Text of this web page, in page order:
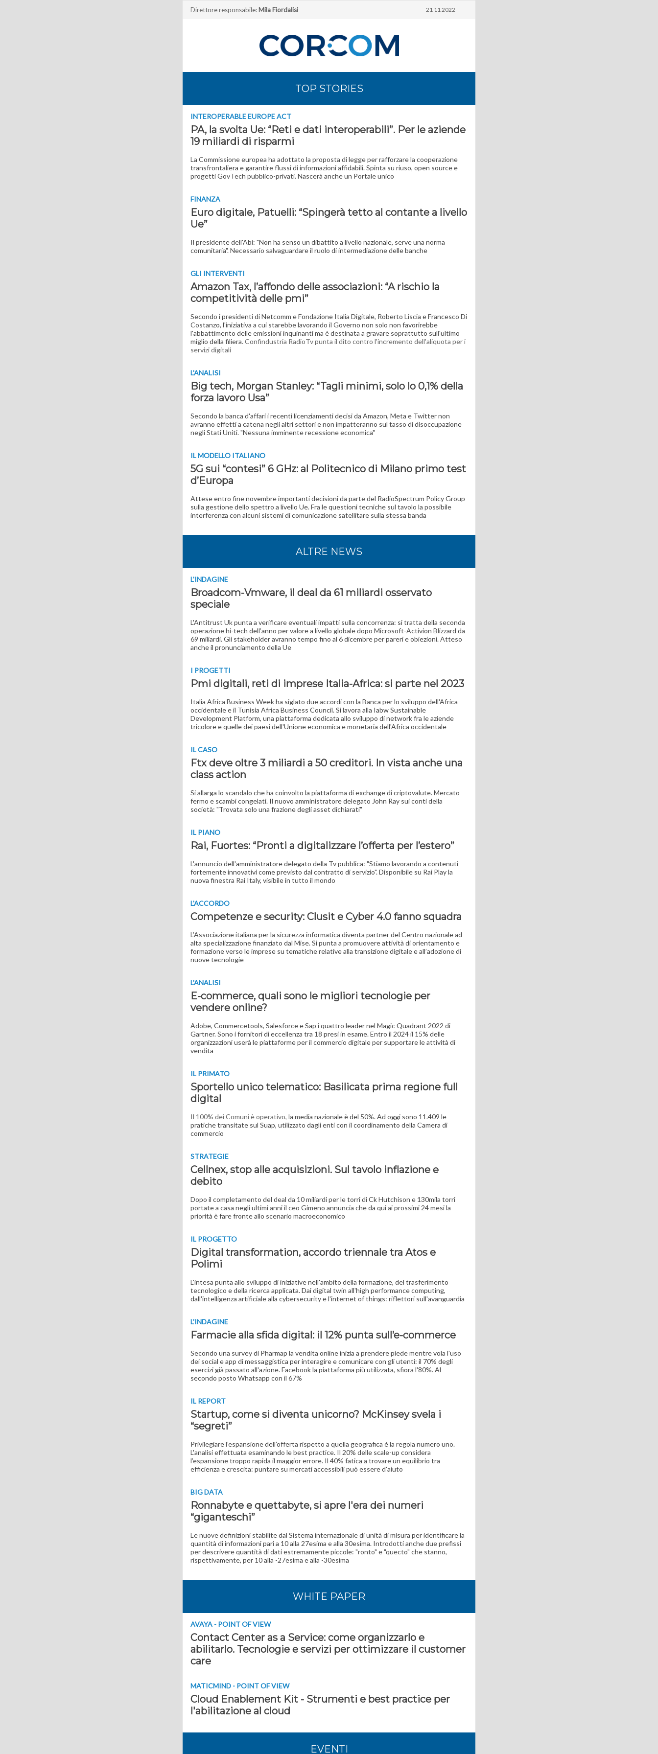
Direttore responsabile: Mila Fiordalisi 21 11 2022
TOP STORIES
INTEROPERABLE EUROPE ACT
PA, la svolta Ue: “Reti e dati interoperabili”. Per le aziende
19 miliardi di risparmi
La Commissione europea ha adottato la proposta di legge per rafforzare la cooperazione
transfrontaliera e garantire flussi di informazioni affidabili. Spinta su riuso, open source e
progetti GovTech pubblico-privati. Nascerà anche un Portale unico
FINANZA
Euro digitale, Patuelli: “Spingerà tetto al contante a livello
Ue”
Il presidente dell'Abi: "Non ha senso un dibattito a livello nazionale, serve una norma
comunitaria". Necessario salvaguardare il ruolo di intermediazione delle banche
GLI INTERVENTI
Amazon Tax, l’affondo delle associazioni: “A rischio la
competitività delle pmi”
Secondo i presidenti di Netcomm e Fondazione Italia Digitale, Roberto Liscia e Francesco Di
Costanzo, l'iniziativa a cui starebbe lavorando il Governo non solo non favorirebbe
l'abbattimento delle emissioni inquinanti ma è destinata a gravare soprattutto sull'ultimo
miglio della filiera. Confindustria RadioTv punta il dito contro l'incremento dell'aliquota per i
servizi digitali
L'ANALISI
Big tech, Morgan Stanley: “Tagli minimi, solo lo 0,1% della
forza lavoro Usa”
Secondo la banca d'affari i recenti licenziamenti decisi da Amazon, Meta e Twitter non
avranno effetti a catena negli altri settori e non impatteranno sul tasso di disoccupazione
negli Stati Uniti. "Nessuna imminente recessione economica"
IL MODELLO ITALIANO
5G sui “contesi” 6 GHz: al Politecnico di Milano primo test
d’Europa
Attese entro fine novembre importanti decisioni da parte del RadioSpectrum Policy Group
sulla gestione dello spettro a livello Ue. Fra le questioni tecniche sul tavolo la possibile
interferenza con alcuni sistemi di comunicazione satellitare sulla stessa banda
ALTRE NEWS
L'INDAGINE
Broadcom-Vmware, il deal da 61 miliardi osservato
speciale
L'Antitrust Uk punta a verificare eventuali impatti sulla concorrenza: si tratta della seconda
operazione hi-tech dell’anno per valore a livello globale dopo Microsoft-Activion Blizzard da
69 miliardi. Gli stakeholder avranno tempo fino al 6 dicembre per pareri e obiezioni. Atteso
anche il pronunciamento della Ue
I PROGETTI
Pmi digitali, reti di imprese Italia-Africa: si parte nel 2023
Italia Africa Business Week ha siglato due accordi con la Banca per lo sviluppo dell'Africa
occidentale e il Tunisia Africa Business Council. Si lavora alla Iabw Sustainable
Development Platform, una piattaforma dedicata allo sviluppo di network fra le aziende
tricolore e quelle dei paesi dell'Unione economica e monetaria dell'Africa occidentale
IL CASO
Ftx deve oltre 3 miliardi a 50 creditori. In vista anche una
class action
Si allarga lo scandalo che ha coinvolto la piattaforma di exchange di criptovalute. Mercato
fermo e scambi congelati. Il nuovo amministratore delegato John Ray sui conti della
società: "Trovata solo una frazione degli asset dichiarati"
IL PIANO
Rai, Fuortes: “Pronti a digitalizzare l’offerta per l’estero”
L'annuncio dell'amministratore delegato della Tv pubblica: "Stiamo lavorando a contenuti
fortemente innovativi come previsto dal contratto di servizio". Disponibile su Rai Play la
nuova finestra Rai Italy, visibile in tutto il mondo
L'ACCORDO
Competenze e security: Clusit e Cyber 4.0 fanno squadra
L’Associazione italiana per la sicurezza informatica diventa partner del Centro nazionale ad
alta specializzazione finanziato dal Mise. Si punta a promuovere attività di orientamento e
formazione verso le imprese su tematiche relative alla transizione digitale e all’adozione di
nuove tecnologie
L'ANALISI
E-commerce, quali sono le migliori tecnologie per
vendere online?
Adobe, Commercetools, Salesforce e Sap i quattro leader nel Magic Quadrant 2022 di
Gartner. Sono i fornitori di eccellenza tra 18 presi in esame. Entro il 2024 il 15% delle
organizzazioni userà le piattaforme per il commercio digitale per supportare le attività di
vendita
IL PRIMATO
Sportello unico telematico: Basilicata prima regione full
digital
Il 100% dei Comuni è operativo, la media nazionale è del 50%. Ad oggi sono 11.409 le
pratiche transitate sul Suap, utilizzato dagli enti con il coordinamento della Camera di
commercio
STRATEGIE
Cellnex, stop alle acquisizioni. Sul tavolo inflazione e
debito
Dopo il completamento del deal da 10 miliardi per le torri di Ck Hutchison e 130mila torri
portate a casa negli ultimi anni il ceo Gimeno annuncia che da qui ai prossimi 24 mesi la
priorità è fare fronte allo scenario macroeconomico
IL PROGETTO
Digital transformation, accordo triennale tra Atos e
Polimi
L'intesa punta allo sviluppo di iniziative nell'ambito della formazione, del trasferimento
tecnologico e della ricerca applicata. Dai digital twin all'high performance computing,
dall'intelligenza artificiale alla cybersecurity e l'internet of things: riflettori sull'avanguardia
L'INDAGINE
Farmacie alla sfida digital: il 12% punta sull’e-commerce
Secondo una survey di Pharmap la vendita online inizia a prendere piede mentre vola l'uso
dei social e app di messaggistica per interagire e comunicare con gli utenti: il 70% degli
esercizi già passato all'azione. Facebook la piattaforma più utilizzata, sfiora l'80%. Al
secondo posto Whatsapp con il 67%
IL REPORT
Startup, come si diventa unicorno? McKinsey svela i
“segreti”
Privilegiare l’espansione dell’offerta rispetto a quella geografica è la regola numero uno.
L'analisi effettuata esaminando le best practice. Il 20% delle scale-up considera
l’espansione troppo rapida il maggior errore. Il 40% fatica a trovare un equilibrio tra
efficienza e crescita: puntare su mercati accessibili può essere d'aiuto
BIG DATA
Ronnabyte e quettabyte, si apre l'era dei numeri
“giganteschi”
Le nuove definizioni stabilite dal Sistema internazionale di unità di misura per identificare la
quantità di informazioni pari a 10 alla 27esima e alla 30esima. Introdotti anche due prefissi
per descrivere quantità di dati estremamente piccole: "ronto" e "quecto" che stanno,
rispettivamente, per 10 alla -27esima e alla -30esima
WHITE PAPER
AVAYA - POINT OF VIEW
Contact Center as a Service: come organizzarlo e
abilitarlo. Tecnologie e servizi per ottimizzare il customer
care
MATICMIND - POINT OF VIEW
Cloud Enablement Kit - Strumenti e best practice per
l'abilitazione al cloud
EVENTI